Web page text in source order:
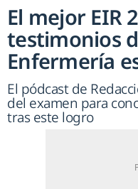
El mejor EIR
testimonios
Enfermería
El pódcast de
del examen para
tras este logro